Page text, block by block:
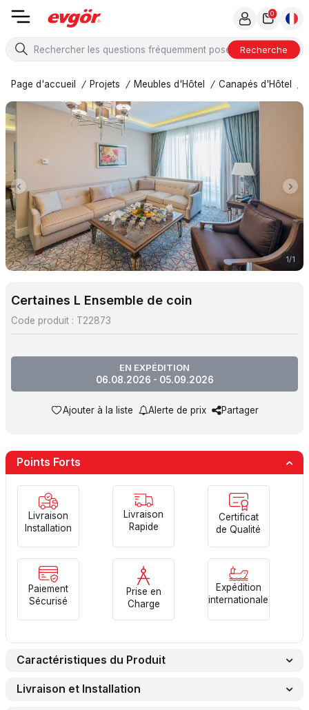
Recherche
0
Page d'accueil / Projets / Meubles d'Hôtel / Canapés d'Hôtel
1/1
Certaines L Ensemble de coin
Code produit : T22873
EN EXPÉDITION
06.08.2026 - 05.09.2026
Ajouter à la liste Alerte de prix Partager
Points Forts
Livraison
Installation
Livraison
Rapide
Certificat
de Qualité
Paiement
Sécurisé
Prise en
Charge
Expédition
internationale
Caractéristiques du Produit
Livraison et Installation